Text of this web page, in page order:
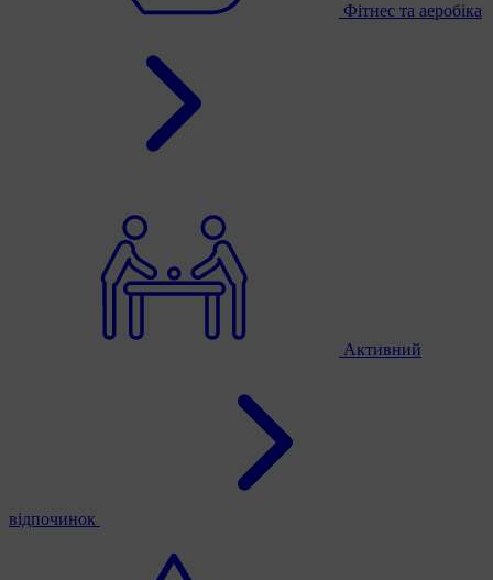
Фітнес та аеробіка
Активний
відпочинок